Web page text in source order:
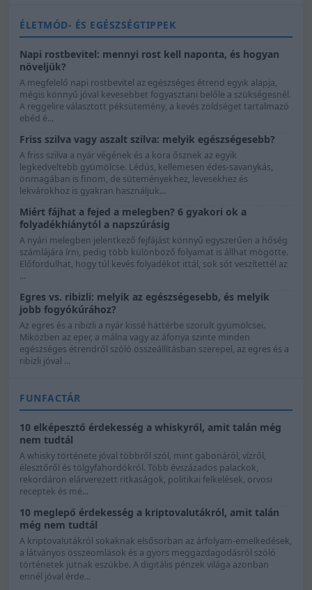
ÉLETMÓD- ÉS EGÉSZSÉGTIPPEK
Napi rostbevitel: mennyi rost kell naponta, és hogyan
növeljük?
A megfelelő napi rostbevitel az egészséges étrend egyik alapja,
mégis könnyű jóval kevesebbet fogyasztani belőle a szükségesnél.
A reggelire választott péksütemény, a kevés zöldséget tartalmazó
ebéd é...
Friss szilva vagy aszalt szilva: melyik egészségesebb?
A friss szilva a nyár végének és a kora ősznek az egyik
legkedveltebb gyümölcse. Lédús, kellemesen édes-savanykás,
önmagában is finom, de süteményekhez, levesekhez és
lekvárokhoz is gyakran használjuk...
Miért fájhat a fejed a melegben? 6 gyakori ok a
folyadékhiánytól a napszúrásig
A nyári melegben jelentkező fejfájást könnyű egyszerűen a hőség
számlájára írni, pedig több különböző folyamat is állhat mögötte.
Előfordulhat, hogy túl kevés folyadékot ittál, sok sót veszítettél az
...
Egres vs. ribizli: melyik az egészségesebb, és melyik
jobb fogyókúrához?
Az egres és a ribizli a nyár kissé háttérbe szorult gyümölcsei.
Miközben az eper, a málna vagy az áfonya szinte minden
egészséges étrendről szóló összeállításban szerepel, az egres és a
ribizli jóval ...
FUNFACTÁR
10 elképesztő érdekesség a whiskyről, amit talán még
nem tudtál
A whisky története jóval többről szól, mint gabonáról, vízről,
élesztőről és tölgyfahordókról. Több évszázados palackok,
rekordáron elárverezett ritkaságok, politikai felkelések, orvosi
receptek és mé...
10 meglepő érdekesség a kriptovalutákról, amit talán
még nem tudtál
A kriptovalutákról sokaknak elsősorban az árfolyam-emelkedések,
a látványos összeomlások és a gyors meggazdagodásról szóló
történetek jutnak eszükbe. A digitális pénzek világa azonban
ennél jóval érde...